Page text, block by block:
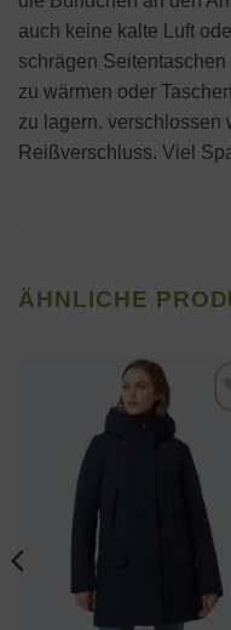
auch keine kalte Luft
schrägen
zu wärmen oder
zu lagern. verschlossen
Reißverschluss. Viel
ÄHNLICHE
Wunschliste
hinzufügen